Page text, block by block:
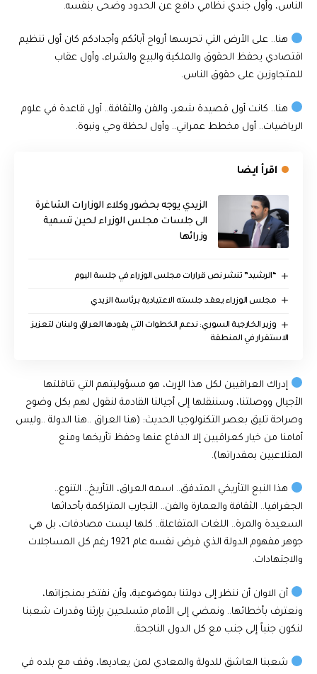
الناس، وأول جندي نظامي دافع عن الحدود وضحى بنفسه.
هنا.. على الأرض التي تحرسها أرواح آبائكم وأجدادكم كان أول تنظيم
اقتصادي يحفظ الحقوق والملكية والبيع والشراء، وأول عقاب
للمتجاوزين على حقوق الناس.
هنا.. كانت أول قصيدة شعر، والفن والثقافة.. أول قاعدة في علوم
الرياضيات.. أول مخطط عمراني.. وأول لحظة وحي ونبوة.
اقرأ ايضا
الزيدي يوجه بحضور وكلاء الوزارات الشاغرة
الى جلسات مجلس الوزراء لحين تسمية
وزرائها
“الرشيد” تنشر نص قرارات مجلس الوزراء في جلسة اليوم
مجلس الوزراء يعقد جلسته الاعتيادية برئاسة الزيدي
وزير الخارجية السوري: ندعم الخطوات التي يقودها العراق ولبنان لتعزيز
الاستقرار في المنطقة
إدراك العراقيين لكل هذا الإرث، هو مسؤوليتهم التي تناقلتها
الأجيال ووصلتنا، وسننقلها إلى أجيالنا القادمة لنقول لهم بكل وضوح
وصراحة تليق بعصر التكنولوجيا الحديث: (هنا العراق ..هنا الدولة ..وليس
أمامنا من خيار كعراقيين إلا الدفاع عنها وحفظ تأريخها ومنع
المتلاعبين بمقدراتها).
هذا النبع التأريخي المتدفق.. اسمه العراق، التأريخ.. التنوع..
الجغرافيا.. الثقافة والعمارة والفن.. التجارب المتراكمة بأحداثها
السعيدة والمرة.. اللغات المتفاعلة.. كلها ليست مصادفات، بل هي
جوهر مفهوم الدولة الذي فرض نفسه عام 1921 رغم كل المساجلات
والاجتهادات.
آن الاوان أن ننظر إلى دولتنا بموضوعية، وأن نفتخر بمنجزاتها،
ونعترف بأخطائها.. ونمضي إلى الأمام متسلحين بإرثنا وقدرات شعبنا
لنكون جنباً إلى جنب مع كل الدول الناجحة.
شعبنا العاشق للدولة والمعادي لمن يعاديها، وقف مع بلده في